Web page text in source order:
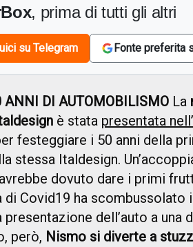
, prima di tutti gli altri
su Telegram Fonte preferita
ANNI DI AUTOMOBILISMO La
è stata presentata
festeggiare i 50 anni della
stessa Italdesign.
dovuto dare i primi
di Covid19 ha scombussolato
presentazione dell’auto a una
però, Nismo si diverte a